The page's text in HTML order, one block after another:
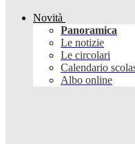
Novità
Panoramica
Le notizie
Le circolari
Calendario
Albo online